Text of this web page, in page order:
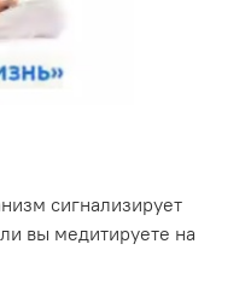
сигнализирует
вы медитируете на